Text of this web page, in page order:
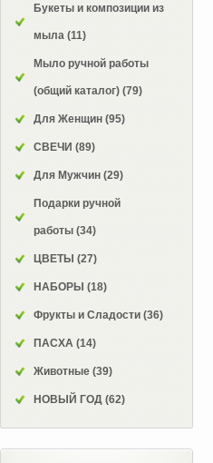
Букеты и композиции из
мыла (11)
Мыло ручной работы
(общий каталог) (79)
Для Женщин (95)
СВЕЧИ (89)
Для Мужчин (29)
Подарки ручной
работы (34)
ЦВЕТЫ (27)
НАБОРЫ (18)
Фрукты и Сладости (36)
ПАСХА (14)
Животные (39)
НОВЫЙ ГОД (62)